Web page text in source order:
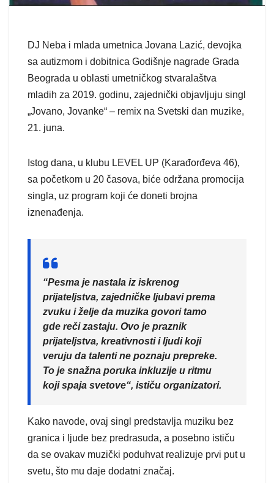
DJ Neba i mlada umetnica Jovana Lazić, devojka
sa autizmom i dobitnica Godišnje nagrade Grada
Beograda u oblasti umetničkog stvaralaštva
mladih za 2019. godinu, zajednički objavljuju singl
„Jovano, Jovanke“ – remix na Svetski dan muzike,
21. juna.
Istog dana, u klubu LEVEL UP (Karađorđeva 46),
sa početkom u 20 časova, biće održana promocija
singla, uz program koji će doneti brojna
iznenađenja.
“Pesma je nastala iz iskrenog
prijateljstva, zajedničke ljubavi prema
zvuku i želje da muzika govori tamo
gde reči zastaju. Ovo je praznik
prijateljstva, kreativnosti i ljudi koji
veruju da talenti ne poznaju prepreke.
To je snažna poruka inkluzije u ritmu
koji spaja svetove“, ističu organizatori.
Kako navode, ovaj singl predstavlja muziku bez
granica i ljude bez predrasuda, a posebno ističu
da se ovakav muzički poduhvat realizuje prvi put u
svetu, što mu daje dodatni značaj.